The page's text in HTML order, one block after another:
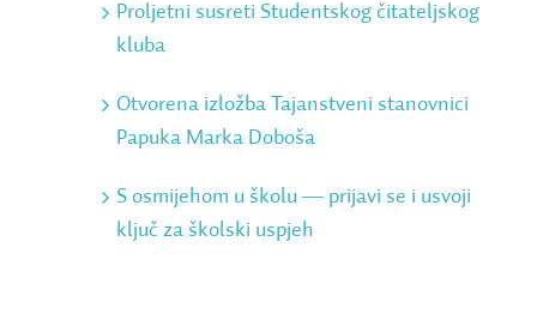
Proljetni susreti Studentskog čitateljskog
kluba
Otvorena izložba Tajanstveni stanovnici
Papuka Marka Doboša
S osmijehom u školu ― prijavi se i usvoji
ključ za školski uspjeh